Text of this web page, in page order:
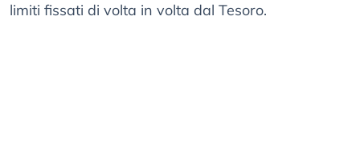
limiti fissati di volta in volta dal Tesoro.